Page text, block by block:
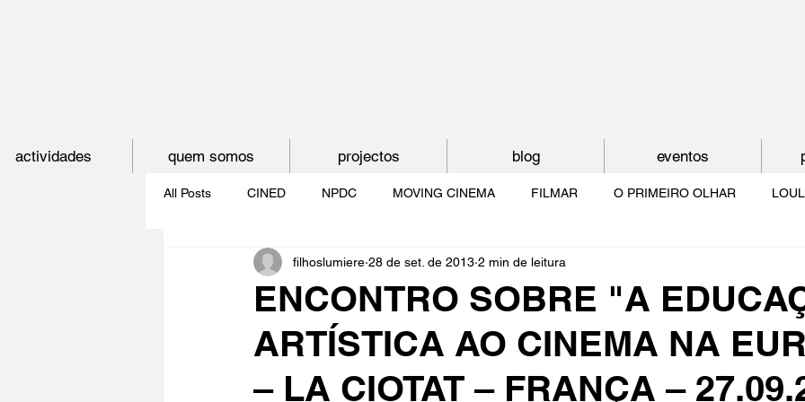
All Posts CINED NPDC MOVING CINEMA FILMAR O PRIMEIRO OLHAR
O CINEMA, CEM ANOS DE JUVENTUDE O MUNDO À NOSSA VOLTA
CINECLUBE DAS GAIVOTAS O CINEMA POR DENTRO CRESCER COM O CINEMA NO
ENCONTRO SOBRE "A
ARTÍSTICA AO CINEMA NA
– LA CIOTAT – FRANÇA –
filhoslumiere 28 de set. de 2013 2 min de leitura
actividades quem somos projectos blog eventos